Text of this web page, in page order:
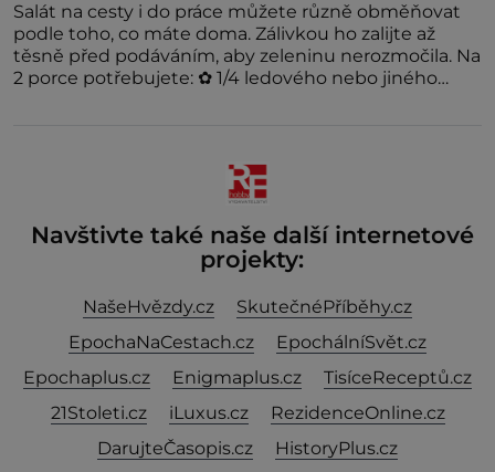
Salát na cesty i do práce můžete různě obměňovat
podle toho, co máte doma. Zálivkou ho zalijte až
těsně před podáváním, aby zeleninu nerozmočila. Na
2 porce potřebujete: ✿ 1/4 ledového nebo jiného
Navštivte také naše další internetové
projekty:
NašeHvězdy.cz
SkutečnéPříběhy.cz
EpochaNaCestach.cz
EpochálníSvět.cz
Epochaplus.cz
Enigmaplus.cz
TisíceReceptů.cz
21Stoleti.cz
iLuxus.cz
RezidenceOnline.cz
DarujteČasopis.cz
HistoryPlus.cz